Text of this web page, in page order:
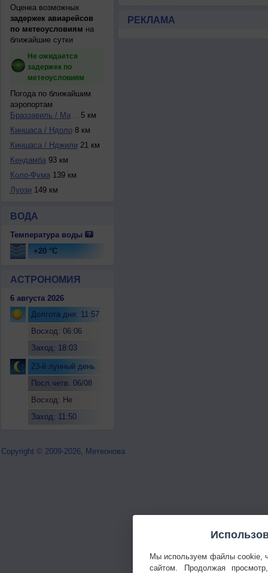
Оценка возможных
задержек авиарейсов
по метеоусловиям на
ближайшие сутки
Не ожидается
задержек по
метеоусловиям
Погода по ближайшим
аэропортам
Браззавиль / Мая-... 5 км
Киншаса / Ндоло8 км
Киншаса / Нджили 21 км
Кендамба93 км
Коло-Фума139 км
Луози 149 км
ВОДА
Температура воды
+20 °C
АСТРОНОМИЯ
6 августа 2026
Долгота дня: 11:57
Восход: 06:06
Заход: 18:03
23-й лунный день
Посл.четв. 06/08
Восход: Не
Заход: 11:50
РЕКЛАМА
Copyright © 2009-2026, Метеонова
Мы используем файлы cookie,
сайтом. Продолжая